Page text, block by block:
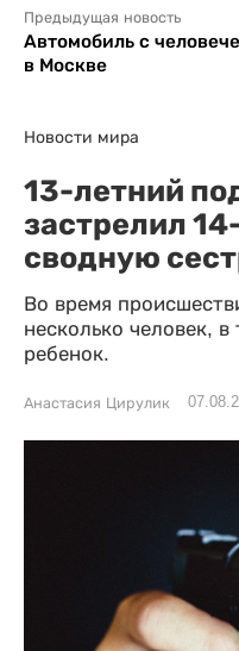
Предыдущая новость
Автомобиль с
в Москве
Новости мира
13-летний
застрелил
сводную
Во время
несколько человек,
ребенок.
Анастасия Цирулик